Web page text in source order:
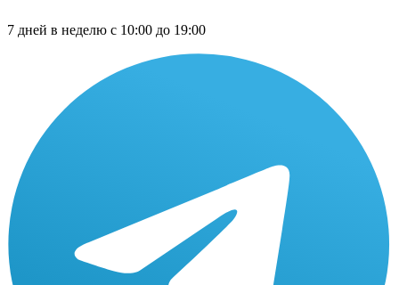
7 дней в неделю с 10:00 до 19:00